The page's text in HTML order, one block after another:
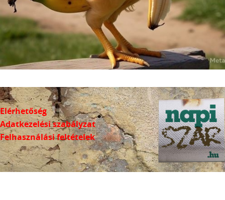
Elérhetőség
Adatkezelési szabályzat
Felhasználási feltételek